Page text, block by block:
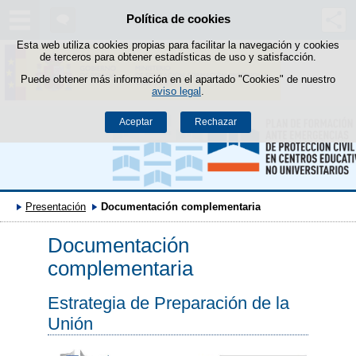
Política de cookies
Esta web utiliza cookies propias para facilitar la navegación y cookies
de terceros para obtener estadísticas de uso y satisfacción.
Puede obtener más información en el apartado "Cookies" de nuestro
aviso legal
Aceptar Rechazar
Saltar al contenido
Presentación Documentación complementaria
Documentación
complementaria
Estrategia de Preparación de la
Unión